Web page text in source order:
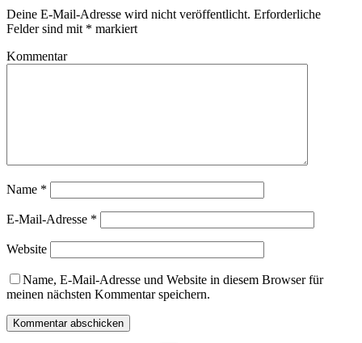
Deine E-Mail-Adresse wird nicht veröffentlicht. Erforderliche
Felder sind mit * markiert
Kommentar
Name *
E-Mail-Adresse *
Website
Name, E-Mail-Adresse und Website in diesem Browser für
meinen nächsten Kommentar speichern.